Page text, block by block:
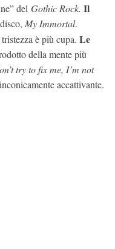
del Gothic Rock. Il
My Immortal.
è più cupa. Le
della mente più
try to fix me, I’m not
accattivante.